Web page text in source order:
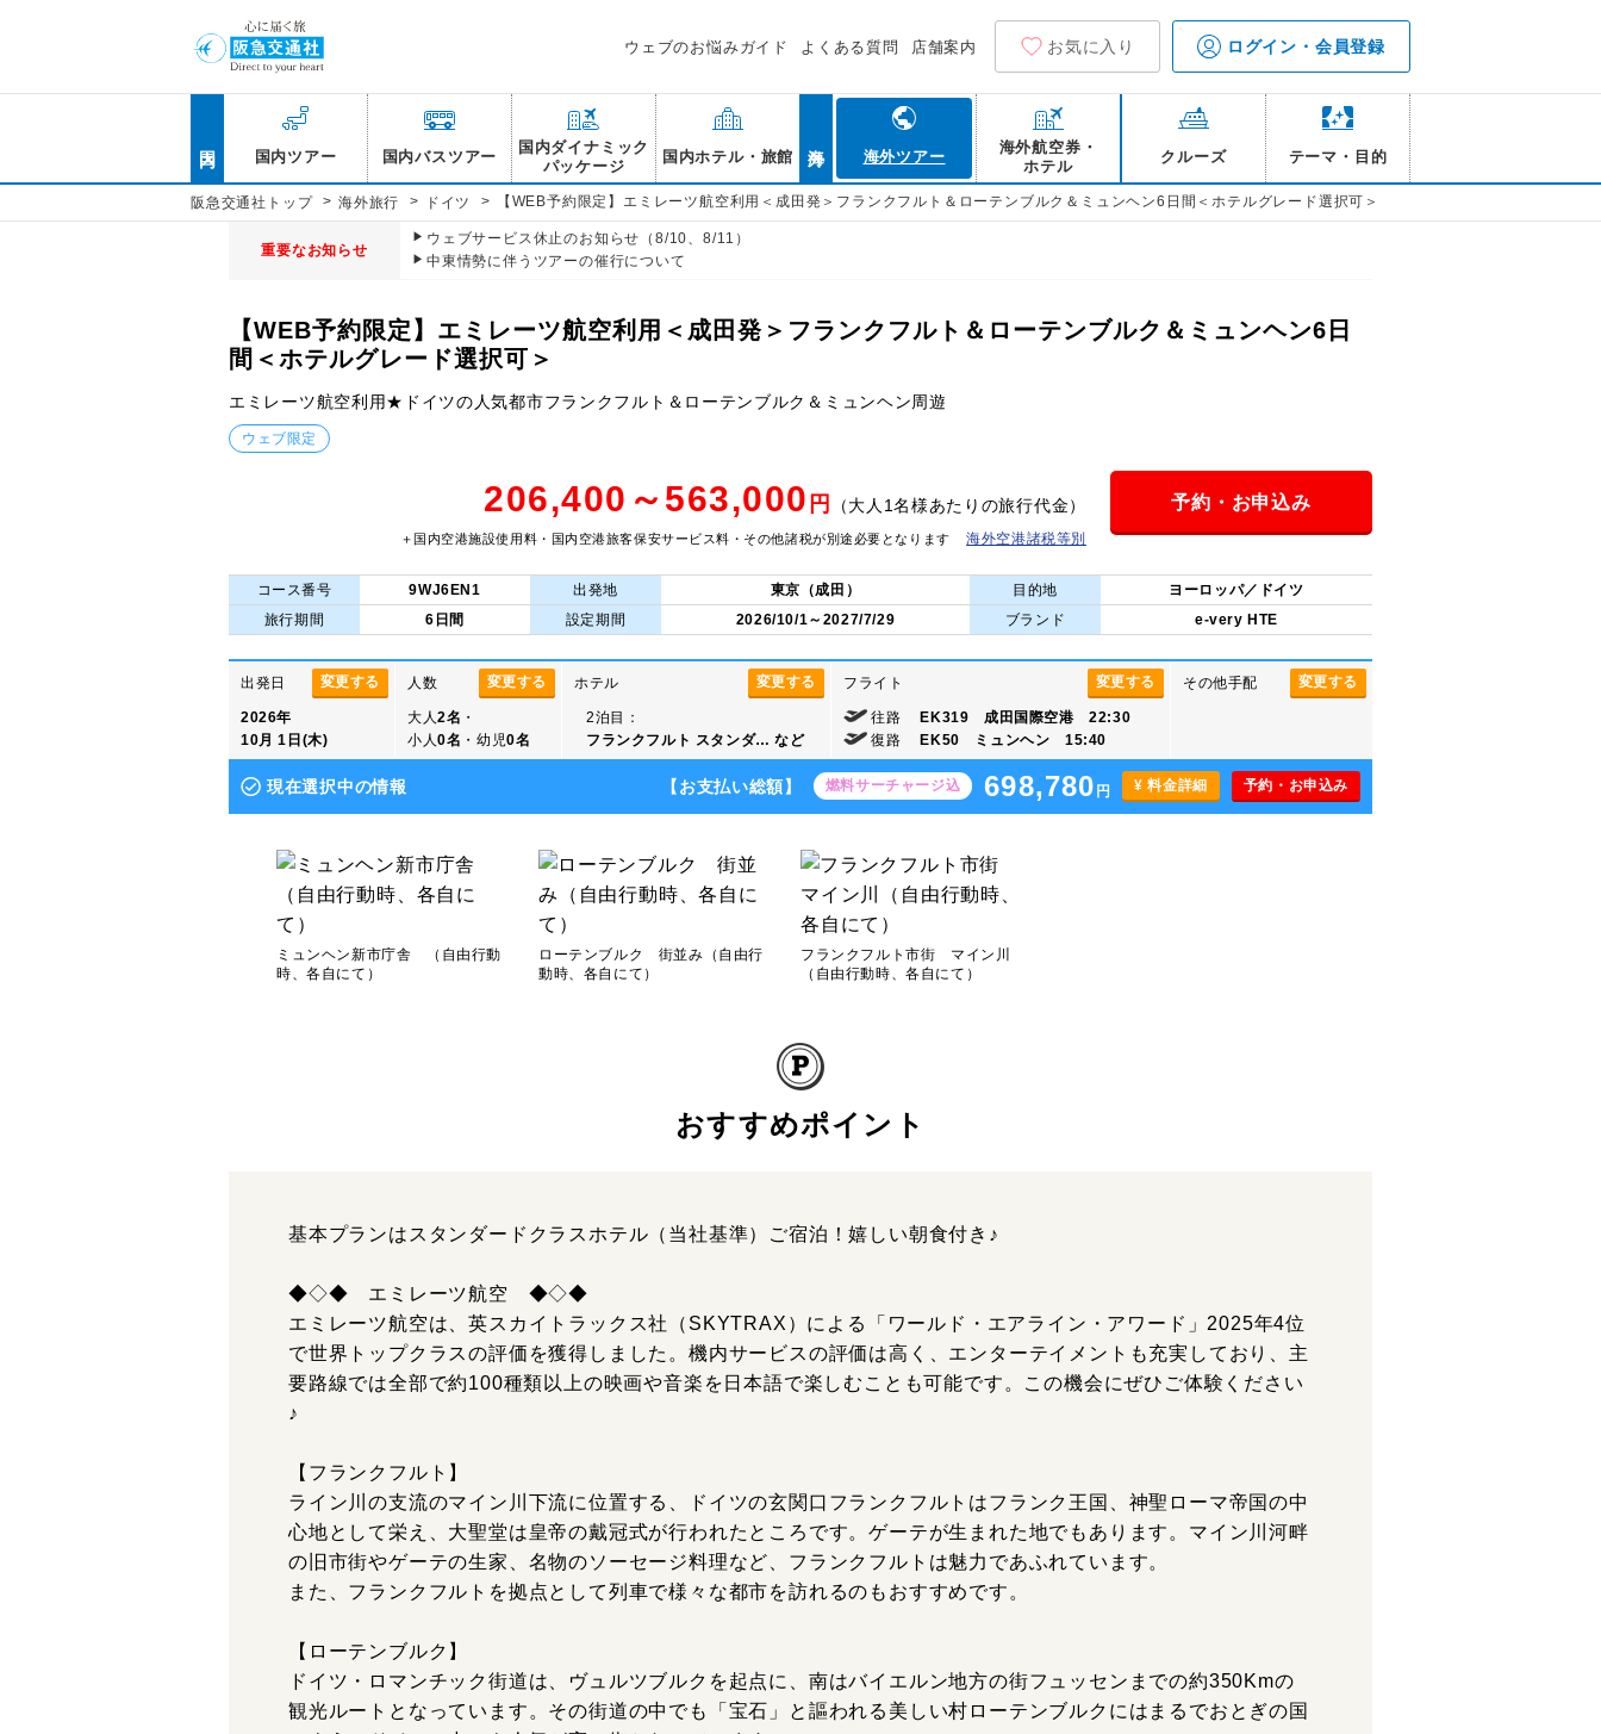
ウェブのお悩みガイド よくある質問 店舗案内 お気に入り ログイン・会員登録
国内ツアー 国内バスツアー
国内ダイナミック
パッケージ
国内ホテル・旅館 海外ツアー
海外航空券・
ホテル
クルーズ テーマ・目的
阪急交通社トップ > 海外旅行 > ドイツ > 【WEB予約限定】エミレーツ航空利用＜成田発＞フランクフルト＆ローテンブルク＆ミュンヘン6日間＜ホテルグレード選択可＞
重要なお知らせ
ウェブサービス休止のお知らせ（8/10、8/11）
中東情勢に伴うツアーの催行について
【WEB予約限定】エミレーツ航空利用＜成田発＞フランクフルト＆ローテンブルク＆ミュンヘン6日
間＜ホテルグレード選択可＞
エミレーツ航空利用★ドイツの人気都市フランクフルト＆ローテンブルク＆ミュンヘン周遊
ウェブ限定
206,400～563,000 円 （大人1名様あたりの旅行代金）
＋国内空港施設使用料・国内空港旅客保安サービス料・その他諸税が別途必要となります 海外空港諸税等別
予約・お申込み
コース番号 9WJ6EN1 出発地 東京（成田） 目的地
ヨーロッパ／ドイツ
旅行期間
6日間 設定期間 2026/10/1～2027/7/29 ブランド e-very HTE
変更する
出発日
2026年
10月 1日(木)
変更する
人数
大人2名 ・
小人0名 ・幼児0名
変更する
ホテル
2泊目：
フランクフルト スタンダ…など
変更する
フライト
往路
EK319 成田国際空港 22:30
復路
EK50 ミュンヘン 15:40
変更する
その他手配
現在選択中の情報 【お支払い総額】 燃料サーチャージ込 698,780 円 ¥ 料金詳細 予約・お申込み
ミュンヘン新市庁舎 （自由行動
時、各自にて）
ローテンブルク 街並み（自由行
動時、各自にて）
フランクフルト市街 マイン川
（自由行動時、各自にて）
おすすめポイント
基本プランはスタンダードクラスホテル（当社基準）ご宿泊！嬉しい朝食付き♪
◆◇◆ エミレーツ航空 ◆◇◆
エミレーツ航空は、英スカイトラックス社（SKYTRAX）による「ワールド・エアライン・アワード」2025年4位
で世界トップクラスの評価を獲得しました。機内サービスの評価は高く、エンターテイメントも充実しており、主
要路線では全部で約100種類以上の映画や音楽を日本語で楽しむことも可能です。この機会にぜひご体験ください
♪
【フランクフルト】
ライン川の支流のマイン川下流に位置する、ドイツの玄関口フランクフルトはフランク王国、神聖ローマ帝国の中
心地として栄え、大聖堂は皇帝の戴冠式が行われたところです。ゲーテが生まれた地でもあります。マイン川河畔
の旧市街やゲーテの生家、名物のソーセージ料理など、フランクフルトは魅力であふれています。
また、フランクフルトを拠点として列車で様々な都市を訪れるのもおすすめです。
【ローテンブルク】
ドイツ・ロマンチック街道は、ヴュルツブルクを起点に、南はバイエルン地方の街フュッセンまでの約350Kmの
観光ルートとなっています。その街道の中でも「宝石」と謳われる美しい村ローテンブルクにはまるでおとぎの国